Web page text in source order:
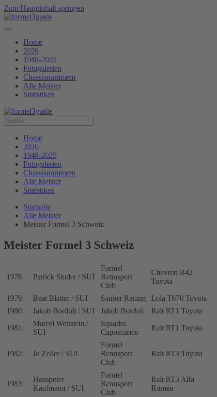
Zum Hauptinhalt springen
Home
2026
1948-2025
Fotogalerien
Chassisnummern
Alle Meister
Statistiken
Home
2026
1948-2025
Fotogalerien
Chassisnummern
Alle Meister
Statistiken
Startseite
Alle Meister
Meister Formel 3 Schweiz
Meister Formel 3 Schweiz
1978: Patrick Studer / SUI
Formel
Rennsport
Club
Chevron B42
Toyota
1979: Beat Blatter / SUI Sauber Racing
Lola T670 Toyota
1980:
Jakob Bordoli / SUI Jakob Bordoli Ralt RT1 Toyota
1981:
Marcel Wettstein /
SUI
Squadra
Caposcarico
Ralt RT1 Toyota
1982: Jo Zeller / SUI
Formel
Rennsport
Club
Ralt RT3 Toyota
1983:
Hanspeter
Kaufmann / SUI
Formel
Rennsport
Club
Ralt RT3 Alfa
Romeo